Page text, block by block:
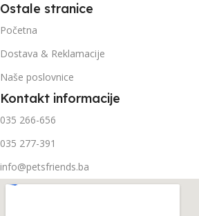
Ostale stranice
Početna
Dostava & Reklamacije
Naše poslovnice
Kontakt informacije
035 266-656
035 277-391
info@petsfriends.ba